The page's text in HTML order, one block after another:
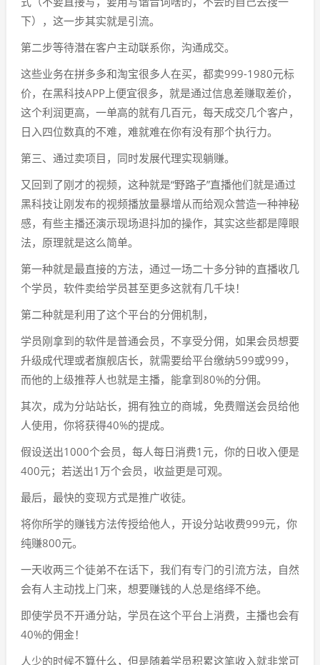
下），这一步其实就是引流。
第二步等待潜在客户主动联系你，沟通成交。
这些业务在拼多多和淘宝很多人在买，都卖999-1980元标
价，在黑科技APP上便宜很多，就是通过信息差赚取差价，
这个利润更高，一单高的就有几百元，每天成交几个客户，
日入四位数真的不难，难就难在你有没有那个执行力。
第三、通过卖项目，同时发展代理实现躺赚。
又回到了刚才的视频，这种就是“野路子”直播他们就是通过
黑科技让刚发布的视频播放量暴增从而给观众营造一种神秘
感，有些主播还演示现场退抖加的操作，其实这些都是障眼
法，原理就是这么简单。
第一种就是最直接的方法，通过一场二十多分钟的直播收几
个学员，软件卖给学员甚至更多这就有几千块！
第二种就是利用了这个平台的分佣机制，
学员刚拿到的软件是普通会员，不享受分佣，如果会员想要
升级成代理或者旗舰店长，就需要给平台缴纳599或999，
而他的上级推荐人也就是主播，能拿到80%的分佣。
其次，成为分站站长，拥有独立的商城，免费赠送会员给他
人使用，你将获得40%的提成。
假设送出1000个会员，每人每日消费1元，你的日收入便是
400元；若送出1万个会员，收益更是可观。
最后，最快的变现方式是推广收徒。
将你所学的赚钱方法传授给他人，开设分站收费999元，你
纯赚800元。
一天收两三个徒弟不在话下，我们有专门的引流方法，自然
会有人主动找上门来，想要赚钱的人总是络绎不绝。
即使学员不开通分站，学员在这个平台上消费，主播也会有
40%的佣金！
人少的时候不算什么，但是随着学员积累这笔收入就非常可